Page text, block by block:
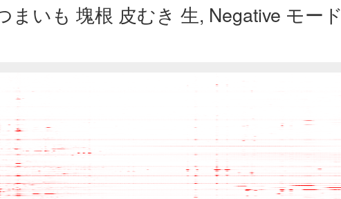
いも 塊根 皮むき 生, Negative モード